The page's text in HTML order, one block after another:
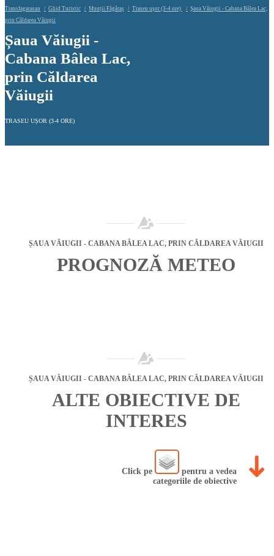
Transfagarasan Ghid Turistic Munții Făgăraș Traseu ușor (3-4 ore)
Șaua Văiugii - Cabana Bâlea Lac,
prin Căldarea Văiugii
Șaua Văiugii -
Cabana Bâlea Lac,
prin Căldarea
Văiugii
TRASEU UȘOR (3-4 ORE)
ȘAUA VĂIUGII - CABANA BÂLEA LAC, PRIN CĂLDAREA VĂIUGII
PROGNOZĂ METEO
ȘAUA VĂIUGII - CABANA BÂLEA LAC, PRIN CĂLDAREA VĂIUGII
ALTE OBIECTIVE DE
INTERES
Click pe
pentru a vedea
categoriile de obiective